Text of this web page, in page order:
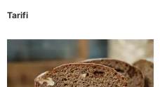
Tarifi